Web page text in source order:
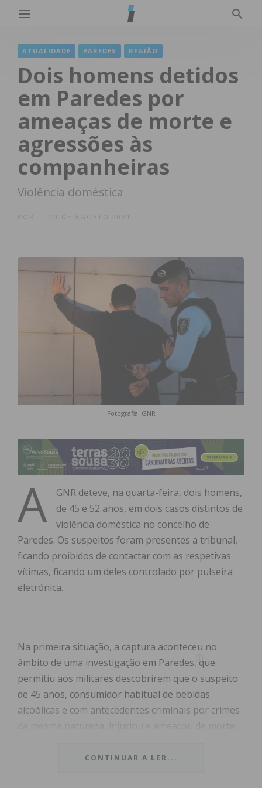
ATUALIDADE PAREDES REGIÃO
Dois homens detidos
em Paredes por
ameaças de morte e
agressões às
companheiras
Violência doméstica
20 DE AGOSTO 2021
Fotografia: GNR
A
GNR deteve, na quarta-feira, dois homens,
de 45 e 52 anos, em dois casos distintos de
violência doméstica no concelho de
Paredes. Os suspeitos foram presentes a tribunal,
ficando proibidos de contactar com as respetivas
vítimas, ficando um deles controlado por pulseira
eletrónica.
Na primeira situação, a captura aconteceu no
âmbito de uma investigação em Paredes, que
permitiu aos militares descobrirem que o suspeito
de 45 anos, consumidor habitual de bebidas
alcoólicas e com antecedentes criminais por crimes
CONTINUAR A LER...